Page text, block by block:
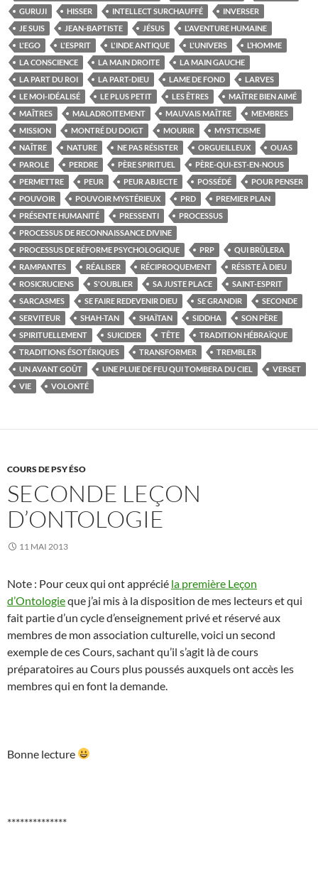
GURUJI HISSER INTELLECT SURCHAUFFÉ
INVERSER
JE SUIS
JEAN-BAPTISTE JÉSUS
L'AVENTURE HUMAINE
L'EGO
L'ESPRIT L'INDE ANTIQUE L'UNIVERS
L’HOMME
LA CONSCIENCE
LA MAIN DROITE
LA MAIN GAUCHE
LA PART DU ROI
LA PART-DIEU LAME DE FOND
LARVES
LE MOI-IDÉALISÉ
LE PLUS PETIT LES ÊTRES
MAÎTRE BIEN AIMÉ
MAÎTRES
MALADROITEMENT MAUVAIS MAÎTRE
MEMBRES
MISSION
MONTRÉ DU DOIGT MOURIR
MYSTICISME
NAÎTRE
NATURE NE PAS RÉSISTER ORGUEILLEUX
OUAS
PAROLE
PERDRE PÈRE SPIRITUEL
PÈRE-QUI-EST-EN-NOUS
PERMETTRE
PEUR PEUR ABJECTE POSSÉDÉ
POUR PENSER
POUVOIR
POUVOIR MYSTÉRIEUX PRD
PREMIER PLAN
PRÉSENTE HUMANITÉ
PRESSENTI
PROCESSUS
PROCESSUS DE RECONNAISSANCE DIVINE
PROCESSUS DE RÉFORME PSYCHOLOGIQUE
PRP
QUI BRÛLERA
RAMPANTES
RÉALISER RÉCIPROQUEMENT
RÉSISTE À DIEU
ROSICRUCIENS
S'OUBLIER SA JUSTE PLACE
SAINT-ESPRIT
SARCASMES
SE FAIRE REDEVENIR DIEU SE GRANDIR
SECONDE
SERVITEUR
SHAH-TAN SHAÏTAN SIDDHA
SON PÈRE
SPIRITUELLEMENT
SUICIDER TÊTE
TRADITION HÉBRAÏQUE
TRADITIONS ÉSOTÉRIQUES
TRANSFORMER
TREMBLER
UN AVANT GOÛT
UNE PLUIE DE FEU QUI TOMBERA DU CIEL
VERSET
VIE
VOLONTÉ
COURS DE PSY ÉSO
SECONDE LEÇON
D’ONTOLOGIE
11 MAI 2013
Note : Pour ceux qui ont apprécié la première Leçon
d’Ontologieque j’ai mis à la disposition de mes lecteurs et qui
fait partie d’un cycle d’enseignement privé et réservé aux
membres de mon association culturelle, voici un second
exemple de ces Cours, sachant qu’il s’agit là de cours
préparatoires au Cours plus poussés auxquels ont accès les
membres qui en font la demande.
Bonne lecture
**************